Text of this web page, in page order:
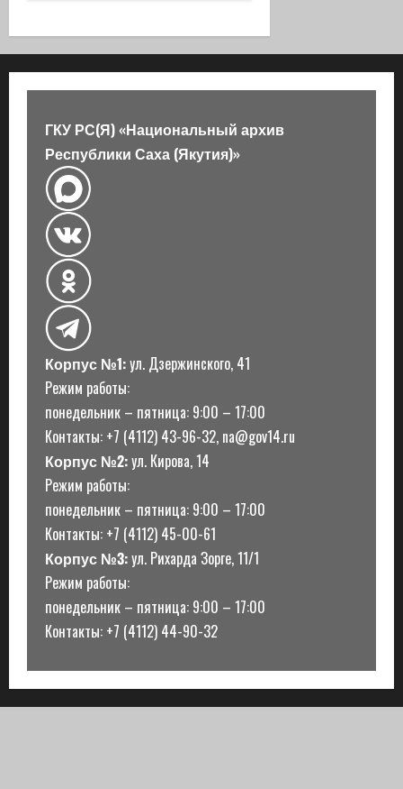
п
и
с
и
ГКУ РС(Я) «Национальный архив
Республики Саха (Якутия)»
Корпус №1:ул. Дзержинского, 41
Режим работы:
понедельник – пятница: 9:00 – 17:00
Контакты: +7 (4112) 43-96-32, na@gov14.ru
Корпус №2:ул. Кирова, 14
Режим работы:
понедельник – пятница: 9:00 – 17:00
Контакты: +7 (4112) 45-00-61
Корпус №3:ул. Рихарда Зорге, 11/1
Режим работы:
понедельник – пятница: 9:00 – 17:00
Контакты: +7 (4112) 44-90-32